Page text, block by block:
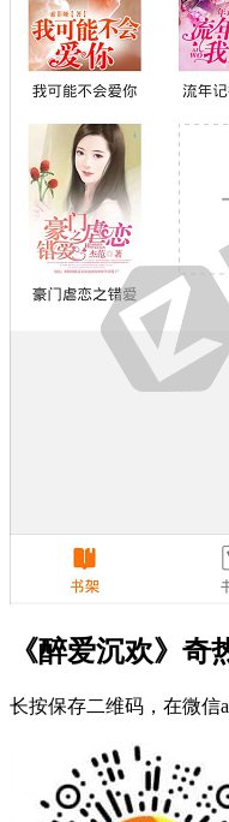
《醉爱沉欢》
长按保存二维码，在微信